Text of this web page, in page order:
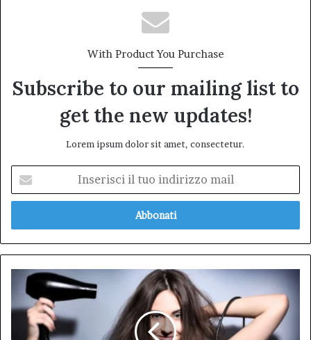
With Product You Purchase
Subscribe to our mailing list to
get the new updates!
Lorem ipsum dolor sit amet, consectetur.
tuo
mail
Serve
l'Aria
Fredda